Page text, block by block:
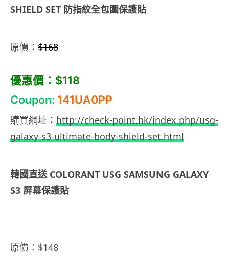
SHIELD SET 防指紋全包圍保護貼
原價： $168
優惠價：$118
Coupon: 141UA0PP
購買網址： http://check-point.hk/index.php/usg-
galaxy-s3-ultimate-body-shield-set.html
韓國直送 COLORANT USG SAMSUNG GALAXY
S3 屏幕保護貼
原價： $148